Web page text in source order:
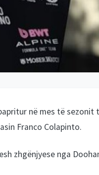
në mes të
Franco Colapinto.
zhgënjyese nga